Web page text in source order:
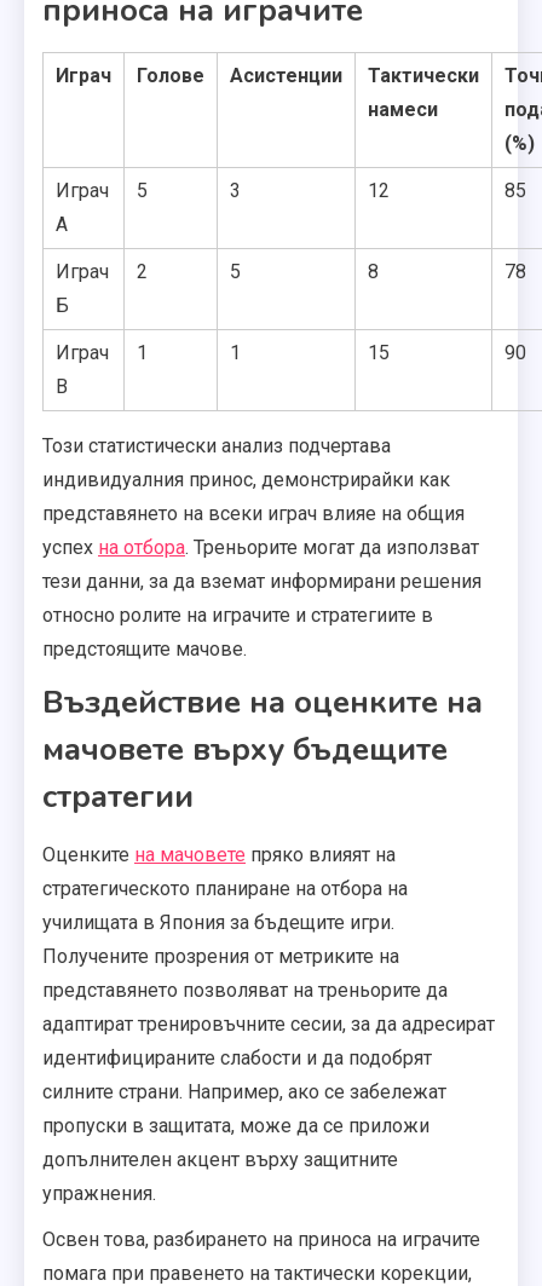
приноса на играчите
Играч Голове Асистенции
Тактически
намеси
(%)
Играч
А
5 3 12 85
Играч
Б
2 5 8 78
Играч
В
1 1 15 90
Този статистически анализ подчертава
индивидуалния принос, демонстрирайки как
представянето на всеки играч влияе на общия
успех на отбора. Треньорите могат да използват
тези данни, за да вземат информирани решения
относно ролите на играчите и стратегиите в
предстоящите мачове.
Въздействие на оценките на
мачовете върху бъдещите
стратегии
Оценките на мачовете пряко влияят на
стратегическото планиране на отбора на
училищата в Япония за бъдещите игри.
Получените прозрения от метриките на
представянето позволяват на треньорите да
адаптират тренировъчните сесии, за да адресират
идентифицираните слабости и да подобрят
силните страни. Например, ако се забележат
пропуски в защитата, може да се приложи
допълнителен акцент върху защитните
упражнения.
Освен това, разбирането на приноса на играчите
помага при правенето на тактически корекции,